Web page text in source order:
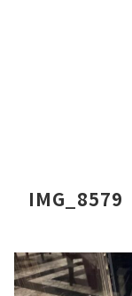
IMG_8579